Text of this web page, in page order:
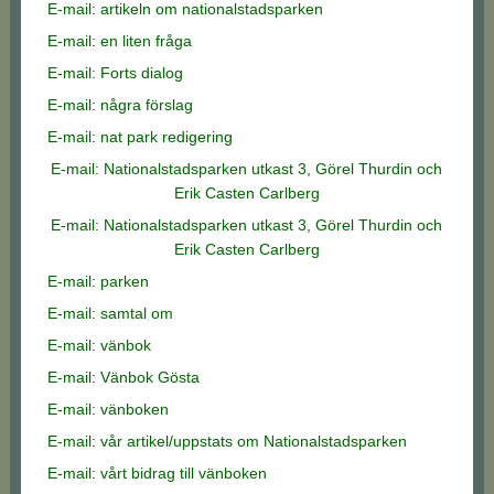
E-mail: artikeln om nationalstadsparken
E-mail: en liten fråga
E-mail: Forts dialog
E-mail: några förslag
E-mail: nat park redigering
E-mail: Nationalstadsparken utkast 3, Görel Thurdin och
Erik Casten Carlberg
E-mail: Nationalstadsparken utkast 3, Görel Thurdin och
Erik Casten Carlberg
E-mail: parken
E-mail: samtal om
E-mail: vänbok
E-mail: Vänbok Gösta
E-mail: vänboken
E-mail: vår artikel/uppstats om Nationalstadsparken
E-mail: vårt bidrag till vänboken